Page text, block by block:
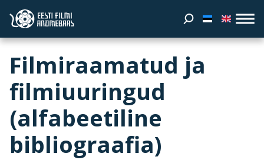
Filmiraamatud ja
filmiuuringud
(alfabeetiline
bibliograafia)